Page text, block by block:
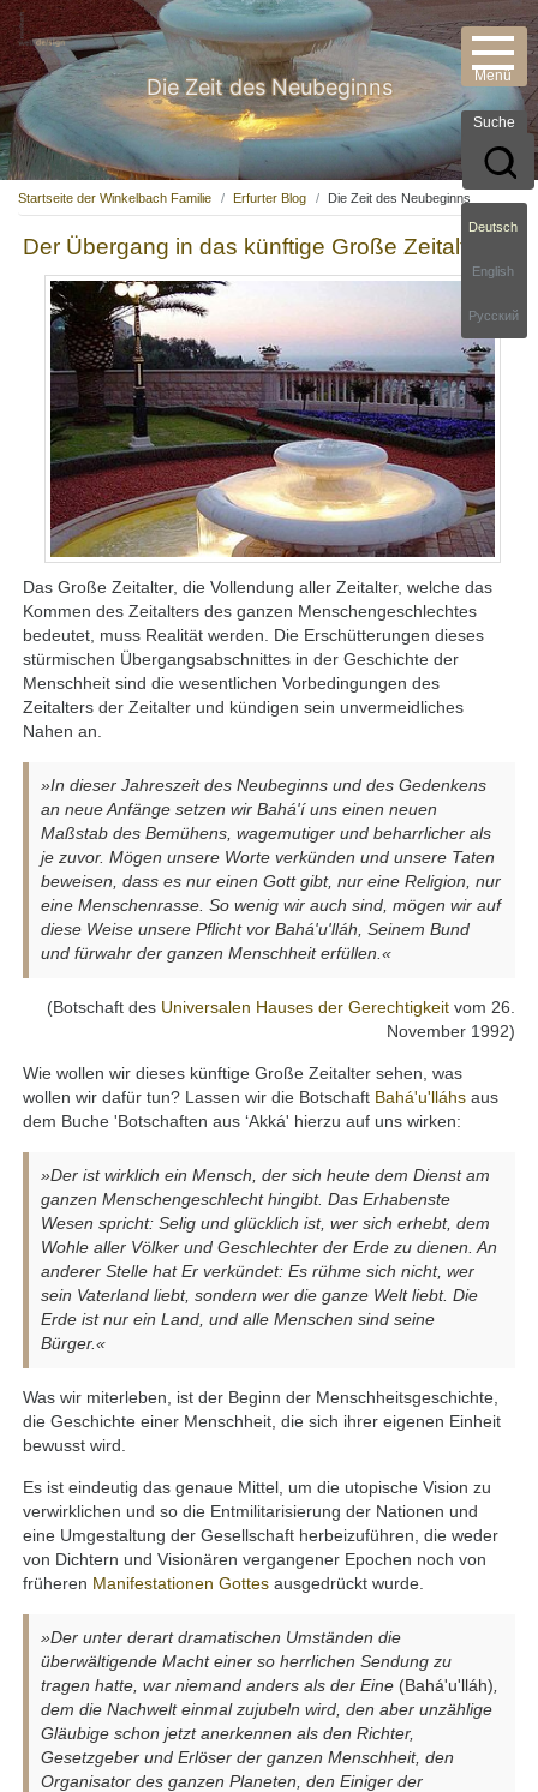
Suche
Deutsch
English
Русский
Die Zeit des Neubeginns
Startseite der Winkelbach Familie Erfurter Blog Die Zeit des Neubeginns
Der Übergang in das künftige Große Zeitalter
Das Große Zeitalter, die Vollendung aller Zeitalter, welche das
Kommen des Zeitalters des ganzen Menschengeschlechtes
bedeutet, muss Realität werden. Die Erschütterungen dieses
stürmischen Übergangsabschnittes in der Geschichte der
Menschheit sind die wesentlichen Vorbedingungen des
Zeitalters der Zeitalter und kündigen sein unvermeidliches
Nahen an.
»In dieser Jahreszeit des Neubeginns und des Gedenkens
an neue Anfänge setzen wir Bahá'í uns einen neuen
Maßstab des Bemühens, wagemutiger und beharrlicher als
je zuvor. Mögen unsere Worte verkünden und unsere Taten
beweisen, dass es nur einen Gott gibt, nur eine Religion, nur
eine Menschenrasse. So wenig wir auch sind, mögen wir auf
diese Weise unsere Pflicht vor Bahá'u'lláh, Seinem Bund
und fürwahr der ganzen Menschheit erfüllen.«
(Botschaft des Universalen Hauses der Gerechtigkeitvom 26.
November 1992)
Wie wollen wir dieses künftige Große Zeitalter sehen, was
wollen wir dafür tun? Lassen wir die Botschaft Bahá'u'lláhs aus
dem Buche 'Botschaften aus ‘Akká' hierzu auf uns wirken:
»Der ist wirklich ein Mensch, der sich heute dem Dienst am
ganzen Menschengeschlecht hingibt. Das Erhabenste
Wesen spricht: Selig und glücklich ist, wer sich erhebt, dem
Wohle aller Völker und Geschlechter der Erde zu dienen. An
anderer Stelle hat Er verkündet: Es rühme sich nicht, wer
sein Vaterland liebt, sondern wer die ganze Welt liebt. Die
Erde ist nur ein Land, und alle Menschen sind seine
Bürger.«
Was wir miterleben, ist der Beginn der Menschheitsgeschichte,
die Geschichte einer Menschheit, die sich ihrer eigenen Einheit
bewusst wird.
Es ist eindeutig das genaue Mittel, um die utopische Vision zu
verwirklichen und so die Entmilitarisierung der Nationen und
eine Umgestaltung der Gesellschaft herbeizuführen, die weder
von Dichtern und Visionären vergangener Epochen noch von
früheren Manifestationen Gottes ausgedrückt wurde.
»Der unter derart dramatischen Umständen die
überwältigende Macht einer so herrlichen Sendung zu
tragen hatte, war niemand anders als der Eine (Bahá'u'lláh)
dem die Nachwelt einmal zujubeln wird, den aber unzählige
Gläubige schon jetzt anerkennen als den Richter,
Gesetzgeber und Erlöser der ganzen Menschheit, den
Organisator des ganzen Planeten, den Einiger der